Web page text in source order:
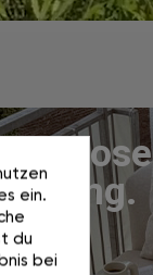
ein.
du
bei